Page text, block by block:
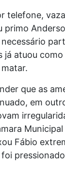
telefone,
primo
atuou
que as
em
Fábio